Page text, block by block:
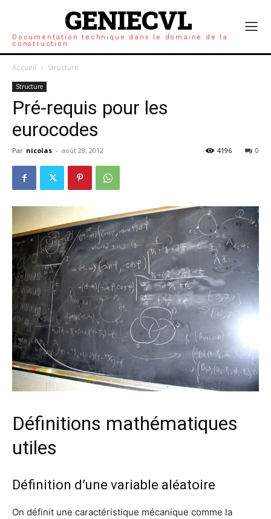
GENIECVL
Documentation technique dans le domaine de la
construction
Accueil Structure
Structure
Pré-requis pour les
eurocodes
Par nicolas - août 28, 2012 0
4196
Définitions mathématiques
utiles
Définition d’une variable aléatoire
On définit une caractéristique mécanique comme la